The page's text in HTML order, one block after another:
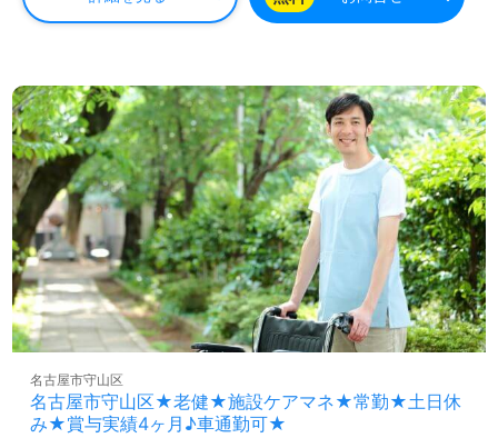
名古屋市守山区★老健★施設ケアマネ★常勤★土日休
み★賞与実績4ヶ月♪車通勤可★
名古屋市守山区